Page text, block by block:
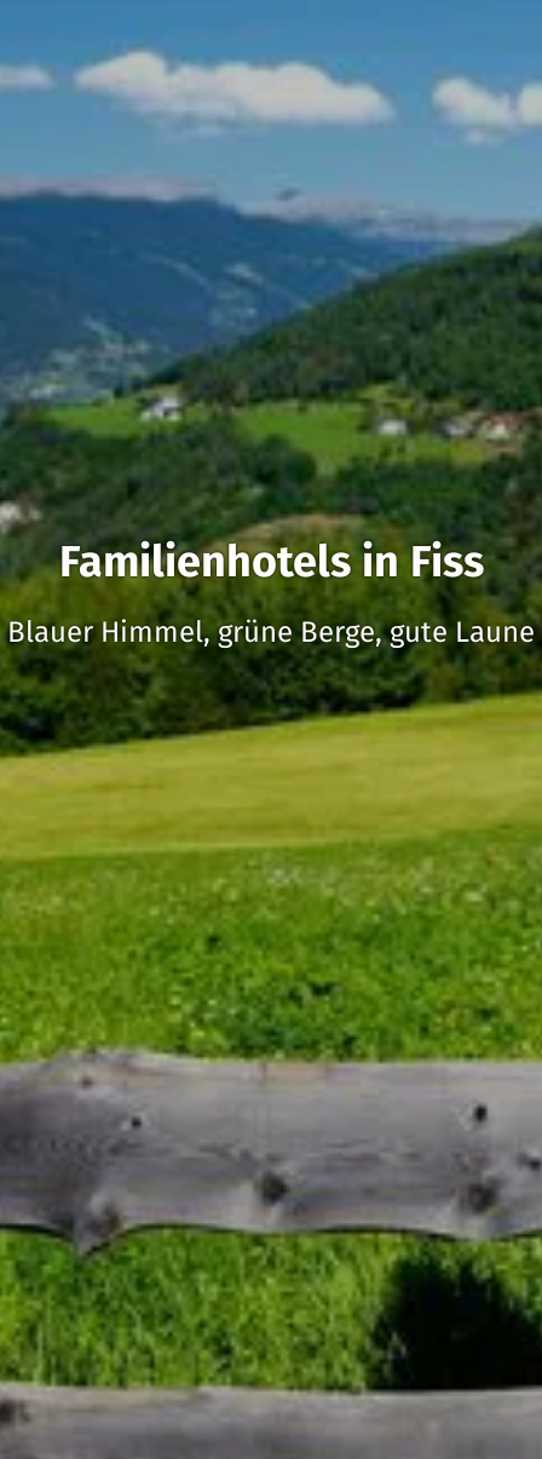
Familienhotels in Fiss
Blauer Himmel, grüne Berge, gute Laune